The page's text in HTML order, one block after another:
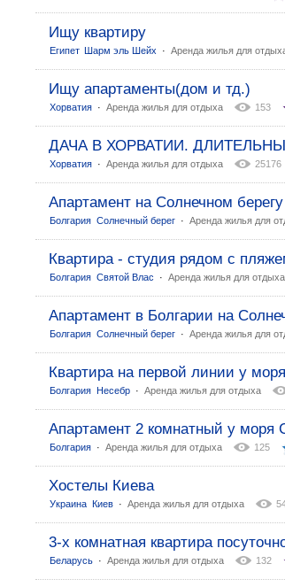
Ищу квартиру
Египет Шарм эль Шейх Аренда жилья для
Ищу апартаменты(дом и тд.)
Хорватия Аренда жилья для отдыха 153
ДАЧА В ХОРВАТИИ.
Хорватия Аренда жилья для отдыха 25176
Апартамент на Солнечном
Болгария Солнечный берег Аренда жилья для
Квартира - студия рядом с
Болгария Святой Влас Аренда жилья для отдыха
Апартамент в Болгарии на
Болгария Солнечный берег Аренда жилья для
Квартира на первой линии у
Болгария Несебр Аренда жилья для отдыха
Апартамент 2 комнатный у моря
Болгария Аренда жилья для отдыха 125
Хостелы Киева
Украина Киев Аренда жилья для отдыха
3-х комнатная квартира
Беларусь Аренда жилья для отдыха 132